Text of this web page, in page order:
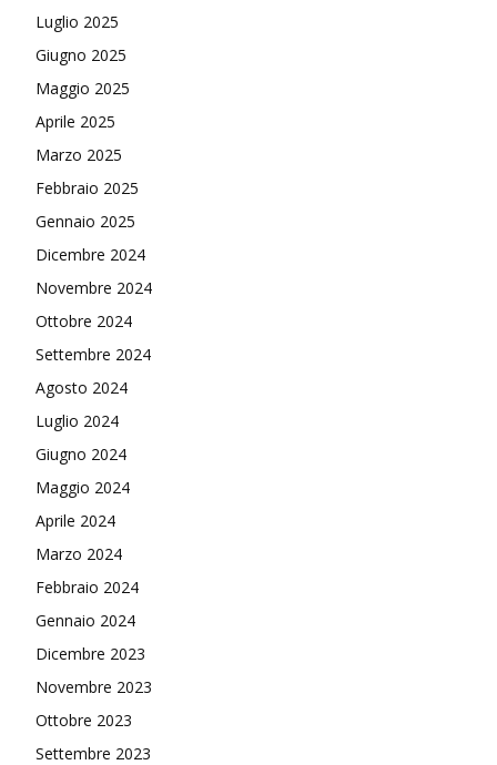
Luglio 2025
Giugno 2025
Maggio 2025
Aprile 2025
Marzo 2025
Febbraio 2025
Gennaio 2025
Dicembre 2024
Novembre 2024
Ottobre 2024
Settembre 2024
Agosto 2024
Luglio 2024
Giugno 2024
Maggio 2024
Aprile 2024
Marzo 2024
Febbraio 2024
Gennaio 2024
Dicembre 2023
Novembre 2023
Ottobre 2023
Settembre 2023